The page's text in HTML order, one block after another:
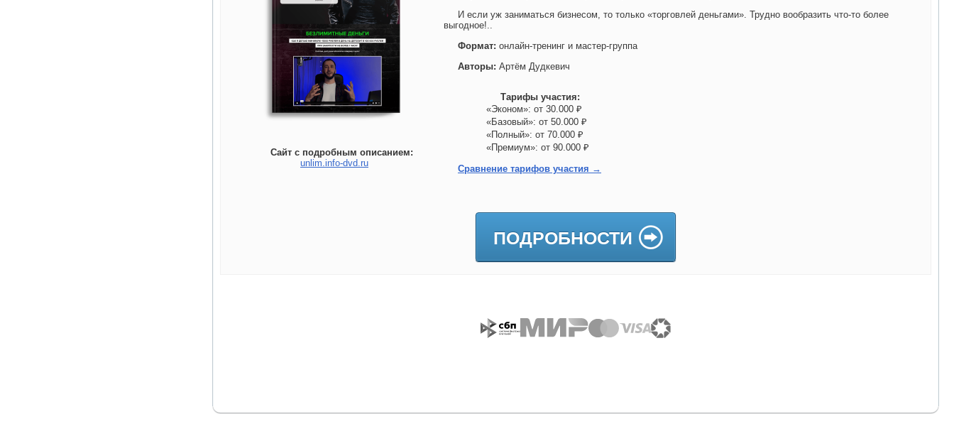
Сайт с подробным описанием:
unlim.info-dvd.ru
И если уж заниматься бизнесом, то только «торговлей деньгами». Трудно вообразить что-то более
выгодное!..
Формат: онлайн-тренинг и мастер-группа
Авторы: Артём Дудкевич
Тарифы участия:
«Эконом»: от 30.000 ₽
«Базовый»: от 50.000 ₽
«Полный»: от 70.000 ₽
«Премиум»: от 90.000 ₽
Сравнение тарифов участия →
ПОДРОБНОСТИ